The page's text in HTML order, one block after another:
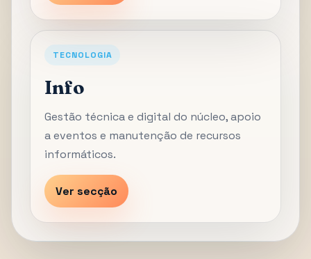
TECNOLOGIA
Info
Gestão técnica e digital do núcleo, apoio
a eventos e manutenção de recursos
informáticos.
Ver secção